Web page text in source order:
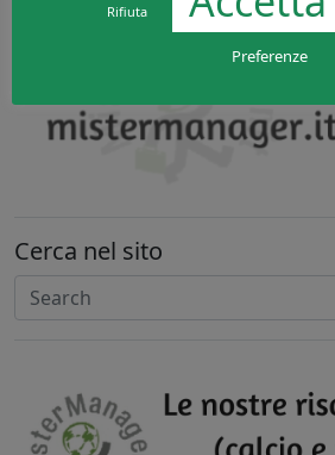
Cerca nel sito
Rifiuta
Preferenze